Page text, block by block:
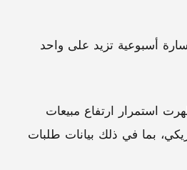
دولار، متجهاً أيضاً نحو خسارة أسبوعية تزيد على واحد
استمرار ارتفاع مبيعات
بما في ذلك بيانات طلبات